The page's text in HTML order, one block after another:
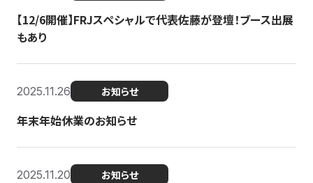
【12/6開催】FRJスペシャルで代表佐藤が登壇！ブース出展
もあり
2025.11.26 お知らせ
年末年始休業のお知らせ
2025.11.20 お知らせ